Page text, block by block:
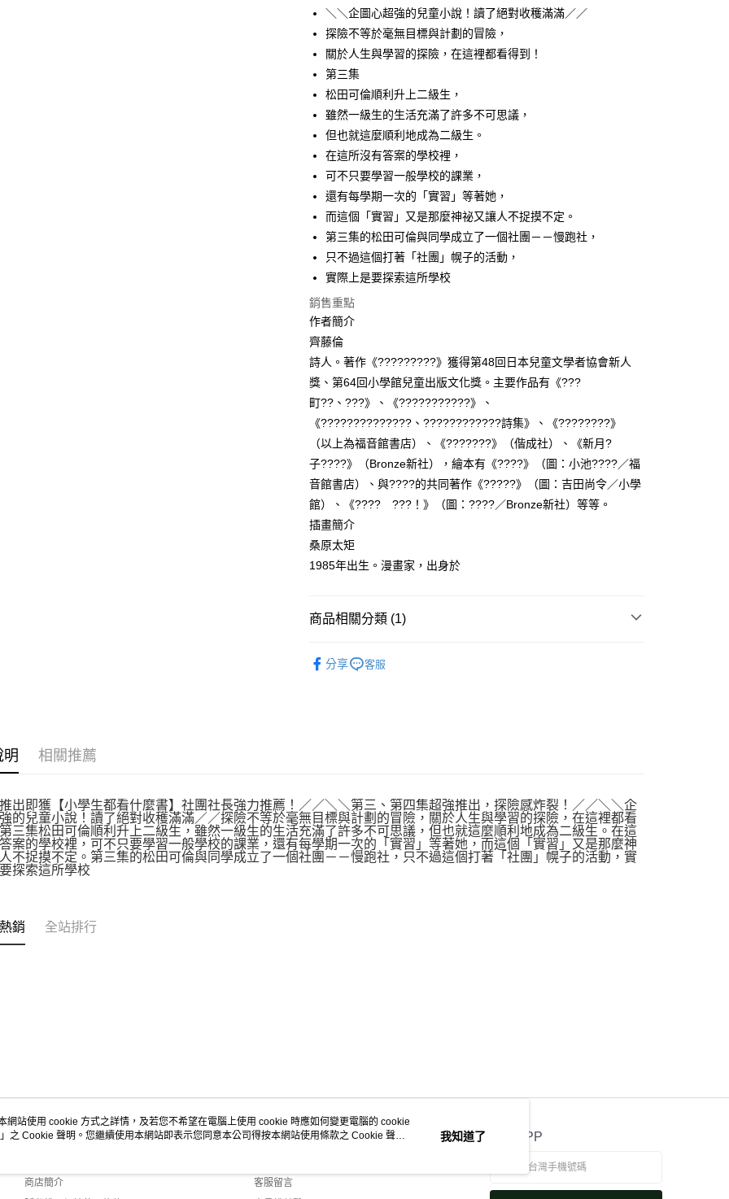
＼＼企圖心超強的兒童小說！讀了絕對收穫滿滿／／
探險不等於毫無目標與計劃的冒險，
關於人生與學習的探險，在這裡都看得到！
第三集
松田可倫順利升上二級生，
雖然一級生的生活充滿了許多不可思議，
但也就這麼順利地成為二級生。
在這所沒有答案的學校裡，
可不只要學習一般學校的課業，
還有每學期一次的「實習」等著她，
而這個「實習」又是那麼神祕又讓人不捉摸不定。
第三集的松田可倫與同學成立了一個社團－－慢跑社，
只不過這個打著「社團」幌子的活動，
實際上是要探索這所學校
銷售重點
作者簡介
齊藤倫
詩人。著作《?????????》獲得第48回日本兒童文學者協會新人
獎、第64回小學館兒童出版文化獎。主要作品有《???
町??、???》、《???????????》、
《??????????????、????????????詩集》、《????????》
（以上為福音館書店）、《???????》（偕成社）、《新月?
子????》（Bronze新社），繪本有《????》（圖：小池????／福
音館書店）、與????的共同著作《?????》（圖：吉田尚令／小學
館）、《???? ???！》（圖：????／Bronze新社）等等。
插畫簡介
桑原太矩
1985年出生。漫畫家，出身於
商品相關分類 (1)
分享
客服
明 相關推薦
出即獲【小學生都看什麼書】社團社長強力推薦！／／＼＼第三、第四集超強推出，探險感炸裂！／／＼＼企
的兒童小說！讀了絕對收穫滿滿／／探險不等於毫無目標與計劃的冒險，關於人生與學習的探險，在這裡都看
三集松田可倫順利升上二級生，雖然一級生的生活充滿了許多不可思議，但也就這麼順利地成為二級生。在這
案的學校裡，可不只要學習一般學校的課業，還有每學期一次的「實習」等著她，而這個「實習」又是那麼神
不捉摸不定。第三集的松田可倫與同學成立了一個社團－－慢跑社，只不過這個打著「社團」幌子的活動，實
探索這所學校
銷 全站排行
關於我們
商店簡介
客服資訊
客服留言
官方APP
網站使用 cookie 方式之詳情，及若您不希望在電腦上使用 cookie 時應如何變更電腦的 cookie
」之 Cookie 聲明。您繼續使用本網站即表示您同意本公司得按本網站使用條款之 Cookie 聲明
我知道了